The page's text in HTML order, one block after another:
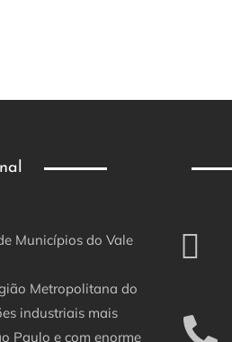
Municípios do Vale
Metropolitana do
industriais mais
Paulo e com enorme